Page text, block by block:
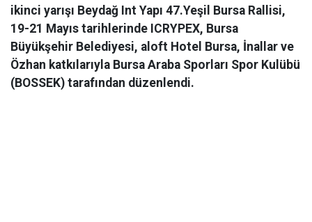
ikinci yarışı Beydağ Int Yapı 47.Yeşil Bursa Rallisi,
19-21 Mayıs tarihlerinde ICRYPEX, Bursa
Büyükşehir Belediyesi, aloft Hotel Bursa, İnallar ve
Özhan katkılarıyla Bursa Araba Sporları Spor Kulübü
(BOSSEK) tarafından düzenlendi.